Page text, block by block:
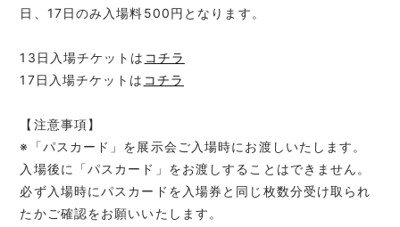
日、17日のみ入場料500円となります。
13日入場チケットは コチラ
17日入場チケットは コチラ
【注意事項】
※「パスカード」を展示会ご入場時にお渡しいたします。
入場後に「パスカード」をお渡しすることはできません。
必ず入場時にパスカードを入場券と同じ枚数分受け取られ
たかご確認をお願いいたします。